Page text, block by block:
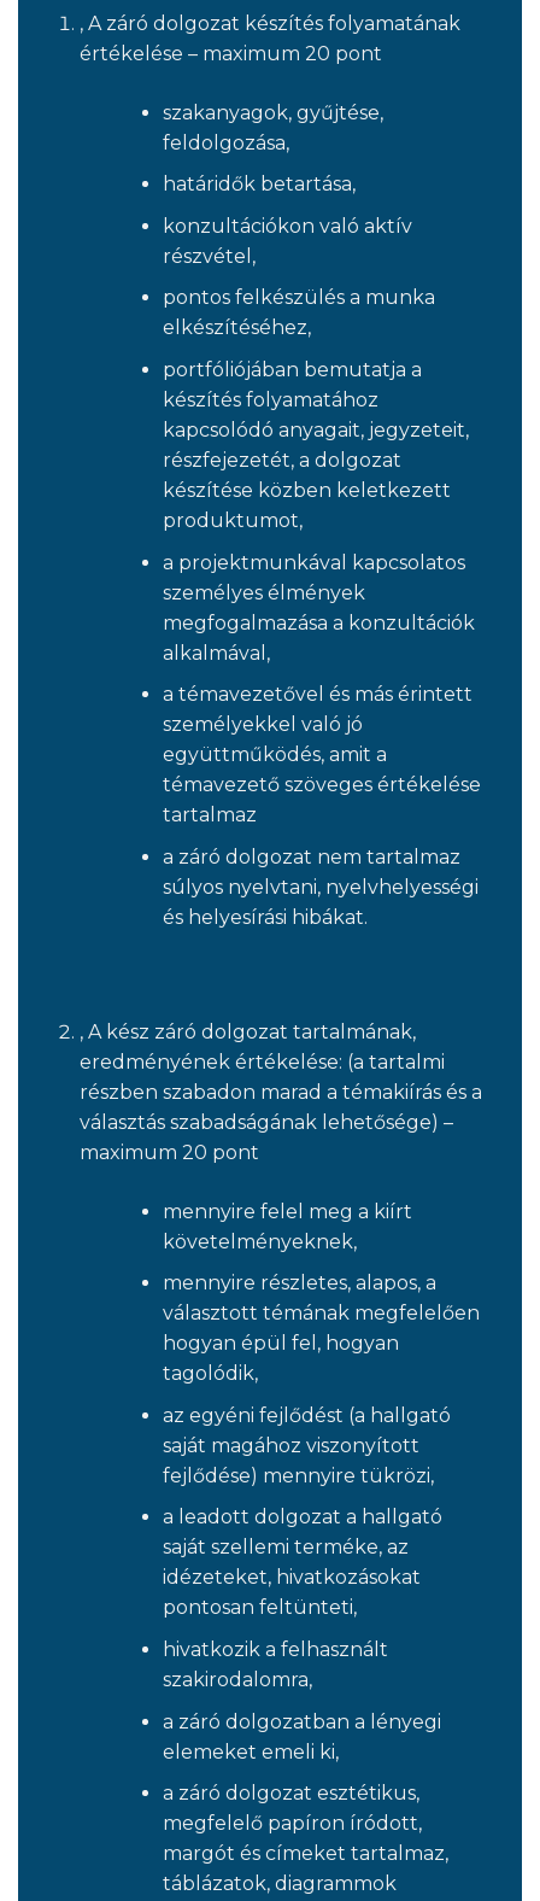
, A záró dolgozat készítés folyamatának
értékelése – maximum 20 pont
szakanyagok, gyűjtése,
feldolgozása,
határidők betartása,
konzultációkon való aktív
részvétel,
pontos felkészülés a munka
elkészítéséhez,
portfóliójában bemutatja a
készítés folyamatához
kapcsolódó anyagait, jegyzeteit,
részfejezetét, a dolgozat
készítése közben keletkezett
produktumot,
a projektmunkával kapcsolatos
személyes élmények
megfogalmazása a konzultációk
alkalmával,
a témavezetővel és más érintett
személyekkel való jó
együttműködés, amit a
témavezető szöveges értékelése
tartalmaz
a záró dolgozat nem tartalmaz
súlyos nyelvtani, nyelvhelyességi
és helyesírási hibákat.
, A kész záró dolgozat tartalmának,
eredményének értékelése: (a tartalmi
részben szabadon marad a témakiírás és a
választás szabadságának lehetősége) –
maximum 20 pont
mennyire felel meg a kiírt
követelményeknek,
mennyire részletes, alapos, a
választott témának megfelelően
hogyan épül fel, hogyan
tagolódik,
az egyéni fejlődést (a hallgató
saját magához viszonyított
fejlődése) mennyire tükrözi,
a leadott dolgozat a hallgató
saját szellemi terméke, az
idézeteket, hivatkozásokat
pontosan feltünteti,
hivatkozik a felhasznált
szakirodalomra,
a záró dolgozatban a lényegi
elemeket emeli ki,
a záró dolgozat esztétikus,
megfelelő papíron íródott,
margót és címeket tartalmaz,
táblázatok, diagrammok